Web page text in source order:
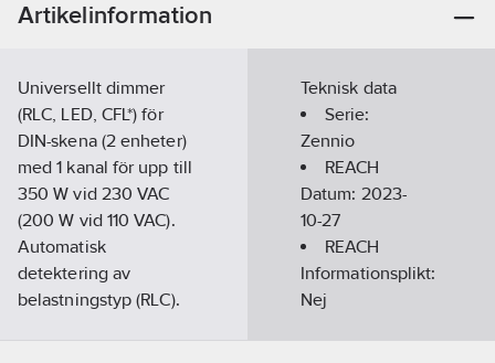
Artikelinformation
Universellt dimmer
(RLC, LED, CFL*) för
DIN-skena (2 enheter)
med 1 kanal för upp till
350 W vid 230 VAC
(200 W vid 110 VAC).
Automatisk
detektering av
belastningstyp (RLC).
Teknisk data
Serie:
Zennio
REACH
Datum: 2023-
10-27
REACH
Informationsplikt:
Nej